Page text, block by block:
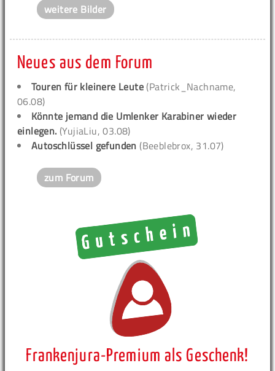
weitere Bilder
Neues aus dem Forum
Touren für kleinere Leute (Patrick_Nachname,
06.08)
Könnte jemand die Umlenker Karabiner wieder
einlegen. (YujiaLiu, 03.08)
Autoschlüssel gefunden (Beeblebrox, 31.07)
zum Forum
Frankenjura-Premium als Geschenk!